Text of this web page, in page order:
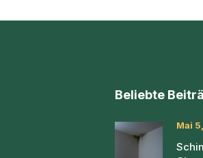
Beliebte
Mai